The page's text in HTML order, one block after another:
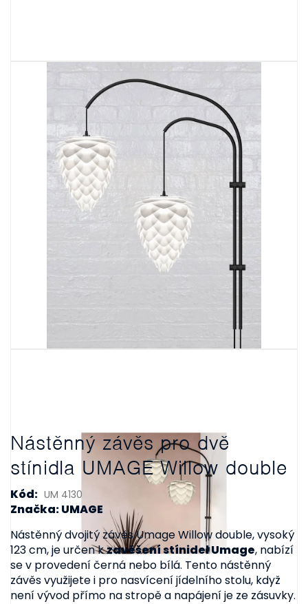
Nástěnný závěs pro dvě
stínidla UMAGE Willow double
Kód: UM 4130
Značka: UMAGE
Nástěnný dvojitý závěs Umage Willow double, vysoký
123 cm, je určen kzavěšení stínidel Umage, nabízí
se v provedení černá nebo bílá. Tento nástěnný
závěs využijete i pro nasvícení jídelního stolu, když
není vývod přímo na stropě a napájení je ze zásuvky.